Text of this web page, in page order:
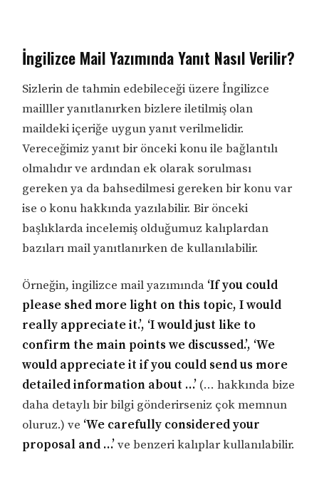
İngilizce Mail Yazımında Yanıt Nasıl Verilir?
Sizlerin de tahmin edebileceği üzere İngilizce
mailller yanıtlanırken bizlere iletilmiş olan
maildeki içeriğe uygun yanıt verilmelidir.
Vereceğimiz yanıt bir önceki konu ile bağlantılı
olmalıdır ve ardından ek olarak sorulması
gereken ya da bahsedilmesi gereken bir konu var
ise o konu hakkında yazılabilir. Bir önceki
başlıklarda incelemiş olduğumuz kalıplardan
bazıları mail yanıtlanırken de kullanılabilir.
Örneğin, ingilizce mail yazımında ‘If you could
please shed more light on this topic, I would
really appreciate it.’, ‘I would just like to
confirm the main points we discussed.’, ‘We
would appreciate it if you could send us more
detailed information about …’ (… hakkında bize
daha detaylı bir bilgi gönderirseniz çok memnun
oluruz.) ve ‘We carefully considered your
proposal and …’ve benzeri kalıplar kullanılabilir.